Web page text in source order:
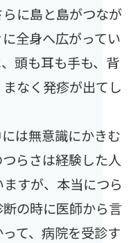
に島と島がつなが
全身へ広がってい
頭も耳も手も、背
なく発疹が出てし
は無意識にかきむ
らさは経験した人
すが、本当につら
の時に医師から言
て、病院を受診す